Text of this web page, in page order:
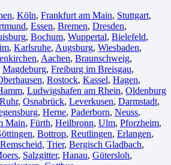
, Köln⁠, Frankfurt am Main, Stuttgart,
, Essen, Bremen, Dresden,
, Bochum, Wuppertal⁠, Bielefeld⁠,
, Karlsruhe, Augsburg, Wiesbaden⁠,
, Aachen⁠, Braunschweig,
Magdeburg, Freiburg im Breisgau⁠,
, Rostock⁠, Kassel⁠, Hagen,
, Ludwigshafen am Rhein⁠, Oldenburg
, Osnabrück⁠, Leverkusen, Darmstadt⁠,
, Herne⁠, Paderborn, Neuss,
Main, Fürth⁠, Heilbronn, Ulm⁠, Pforzheim,
, Bottrop, Reutlingen, Erlangen⁠,
Remscheid, Trier⁠, Bergisch Gladbach,
, Salzgitter⁠, Hanau, Gütersloh,